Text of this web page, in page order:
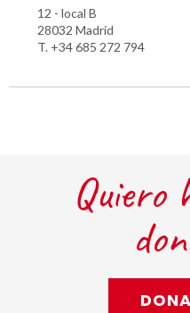
12 - local B
28032 Madrid
T. +34 685 272 794
Quiero